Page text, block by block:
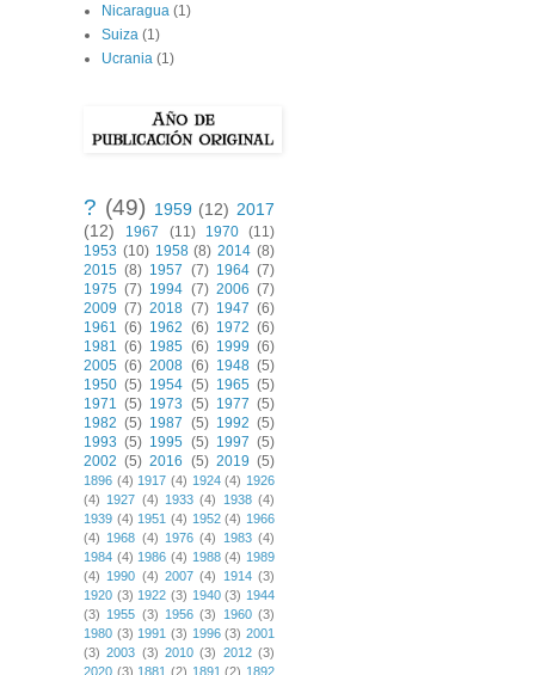
Nicaragua (1)
Suiza (1)
Ucrania (1)
? (49) 1959 (12) 2017
(12)
1967 (11) 1970 (11)
1953 (10) 1958 (8) 2014 (8)
2015 (8) 1957 (7) 1964 (7)
1975 (7) 1994 (7) 2006 (7)
2009 (7) 2018 (7) 1947 (6)
1961 (6) 1962 (6) 1972 (6)
1981 (6) 1985 (6) 1999 (6)
2005 (6) 2008 (6) 1948 (5)
1950 (5) 1954 (5) 1965 (5)
1971 (5) 1973 (5) 1977 (5)
1982 (5) 1987 (5) 1992 (5)
1993 (5) 1995 (5) 1997 (5)
2002 (5) 2016 (5) 2019 (5)
1896 (4) 1917 (4) 1924 (4) 1926
(4) 1927 (4) 1933 (4) 1938 (4)
1939 (4) 1951 (4) 1952 (4) 1966
(4) 1968 (4) 1976 (4) 1983 (4)
1984 (4) 1986 (4) 1988 (4) 1989
(4) 1990 (4) 2007 (4) 1914 (3)
1920 (3) 1922 (3) 1940 (3) 1944
(3) 1955 (3) 1956 (3) 1960 (3)
1980 (3) 1991 (3) 1996 (3) 2001
(3) 2003 (3) 2010 (3) 2012 (3)
2020 (3) 1881 (2) 1891 (2) 1892